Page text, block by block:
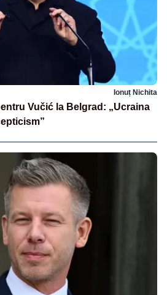
Ionuț Nichita
Vučić la Belgrad: „Ucraina